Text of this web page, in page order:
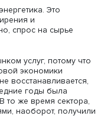
шло очень быстро,
Но к концу
темпов
что этот процесс
резким
во второй